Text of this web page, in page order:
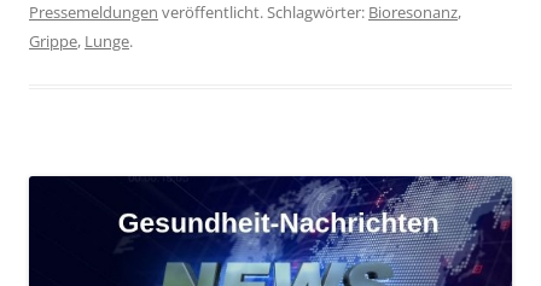
Pressemeldungen veröffentlicht. Schlagwörter: Bioresonanz,
Grippe, Lunge.